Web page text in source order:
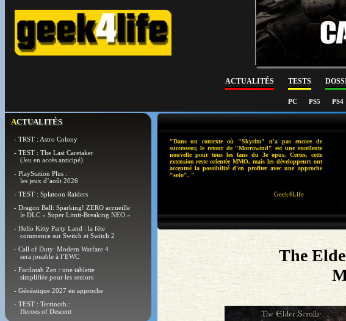
ACTUALITÉS TESTS
PC PS5 PS4
ACTUALITÉS
- TRST : Astro Colony
- TEST : The Last Caretaker
(Jeu en accès anticipé)
- PlayStation Plus :
les jeux d’août 2026
- TEST : Splatoon Raiders
- Dragon Ball: Sparking! ZERO accueille
le DLC « Super Limit-Breaking NEO »
- Hello Kitty Party Land : la fête
commence sur Switch et Switch 2
- Call of Duty: Modern Warfare 4
sera jouable à l’EWC
- Facilotab Zen : une tablette
simplifiée pour les seniors
- Généatique 2027 en approche
- TEST : Terrinoth :
Heroes of Descent
"Dans un contexte où "Skyrim" n'a pas encore de
successeur, le retour de "Morrowind" est une excellente
nouvelle pour tous les fans du 3e opus. Certes, cette
extension reste orientée MMO, mais les développeurs ont
accentué la possibilité d'en profiter avec une approche
"solo". "
Geek4Life
The